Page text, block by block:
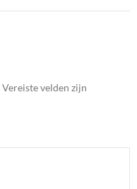
Vereiste velden zijn